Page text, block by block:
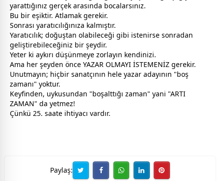
yarattığınız gerçek arasında bocalarsınız.
Bu bir eşiktir. Atlamak gerekir.
Sonrası yaratıcılığınıza kalmıştır.
Yaratıcılık; doğuştan olabileceği gibi istenirse sonradan
geliştirebileceğiniz bir şeydir.
Yeter ki aykırı düşünmeye zorlayın kendinizi.
Ama her şeyden önce YAZAR OLMAYI İSTEMENİZ gerekir.
Unutmayın; hiçbir sanatçının hele yazar adayının "boş
zamanı" yoktur.
Keyfinden, uykusundan "boşalttığı zaman" yani "ARTI
ZAMAN" da yetmez!
Çünkü 25. saate ihtiyacı vardır.
Paylaş: